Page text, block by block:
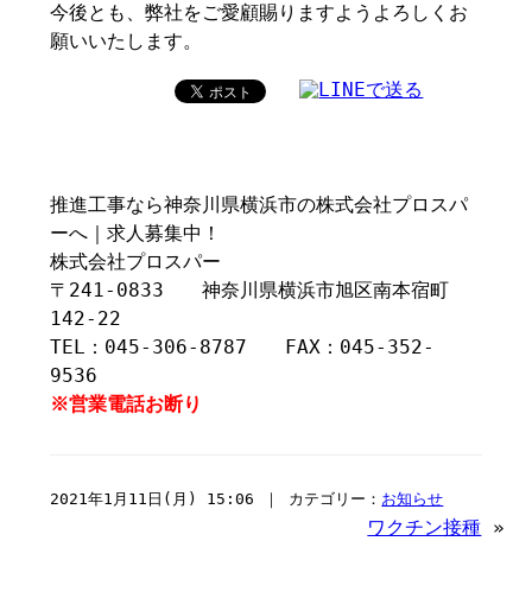
今後とも、弊社をご愛顧賜りますようよろしくお
願いいたします。
推進工事なら神奈川県横浜市の株式会社プロスパ
ーへ｜求人募集中！
株式会社プロスパー
〒241-0833 神奈川県横浜市旭区南本宿町
142-22
TEL：045-306-8787 FAX：045-352-
9536
※営業電話お断り
2021年1月11日(月) 15:06 ｜ カテゴリー： お知らせ
ワクチン接種 »